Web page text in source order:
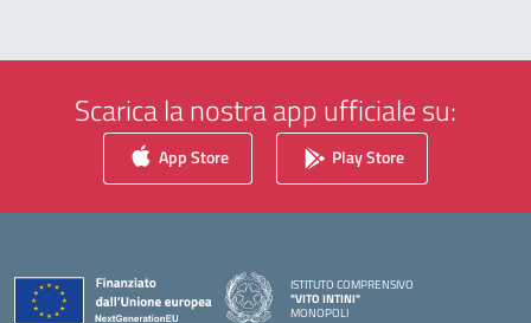
Scarica la nostra app ufficiale su:
App Store Play Store
ISTITUTO COMPRENSIVO
"VITO INTINI"
MONOPOLI